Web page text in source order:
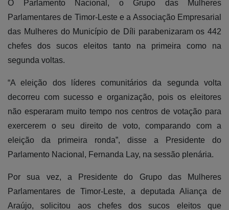
O Parlamento Nacional, o Grupo das Mulheres
Parlamentares de Timor-Leste e a Associação Empresarial
das Mulheres do Município de Díli parabenizaram os 442
chefes dos sucos eleitos tanto na primeira como na
segunda voltas.
“A eleição dos líderes comunitários da segunda volta
decorreu com sucesso e organização, pois os eleitores
não esperaram muito tempo nos centros de votação para
exercerem o seu direito de voto, comparando com a
eleição da primeira ronda”, disse a Presidente do
Parlamento Nacional, Fernanda Lay, na sessão plenária.
Por sua vez, a Presidente do Grupo das Mulheres
Parlamentares de Timor-Leste, a deputada Aliança de
Araújo, solicitou aos chefes dos sucos eleitos que